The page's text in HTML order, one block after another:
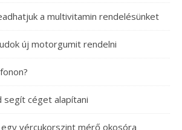
a multivitamin rendelésünket
új motorgumit rendelni
segít céget alapítani
vércukorszint mérő okosóra